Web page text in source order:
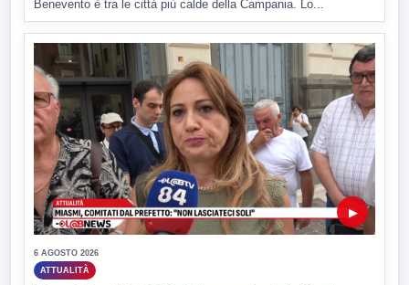
Benevento è tra le città più calde della Campania. Lo...
▶
6 AGOSTO 2026
ATTUALITÀ